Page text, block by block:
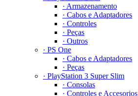
· Armazenamento
· Cabos e Adaptadores
· Controles
· Peças
· Outros
· PS One
· Cabos e Adaptadores
· Peças
· PlayStation 3 Super Slim
· Consolas
· Controles e Accesorios